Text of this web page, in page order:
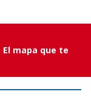
mapa que te